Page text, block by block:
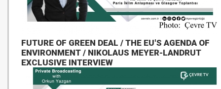
FUTURE OF GREEN DEAL / THE EU'S AGENDA OF
ENVIRONMENT / NIKOLAUS MEYER-LANDRUT
EXCLUSIVE INTERVIEW